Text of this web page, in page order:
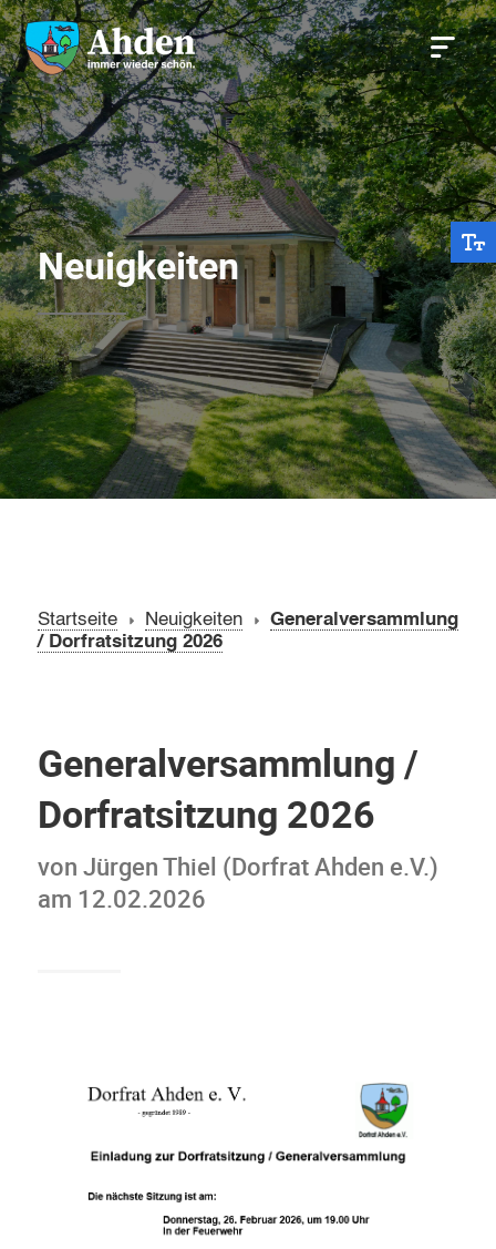
Neuigkeiten
Startseite Neuigkeiten
Generalversammlung
/ Dorfratsitzung 2026
Generalversammlung /
Dorfratsitzung 2026
von Jürgen Thiel (Dorfrat Ahden e.V.)
am 12.02.2026